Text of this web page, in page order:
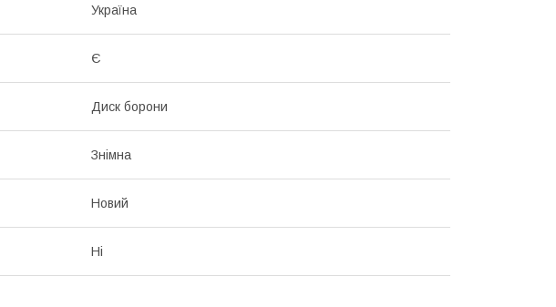
Україна
Є
Диск борони
Знімна
Новий
Ні